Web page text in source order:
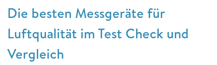
Die besten Messgeräte für
Luftqualität im Test Check und
Vergleich